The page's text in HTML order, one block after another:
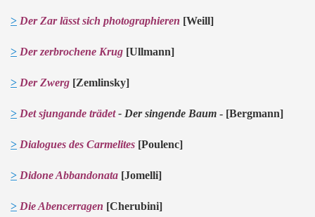
> Der Zar lässt sich photographieren [Weill]
> Der zerbrochene Krug [Ullmann]
> Der Zwerg [Zemlinsky]
> Det sjungande trädet- Der singende Baum - [Bergmann]
> Dialogues des Carmelites [Poulenc]
> Didone Abbandonata [Jomelli]
> Die Abencerragen [Cherubini]